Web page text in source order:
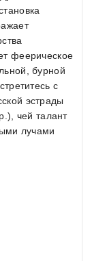
феерическое
бурной
с
эстрады
чей талант
лучами